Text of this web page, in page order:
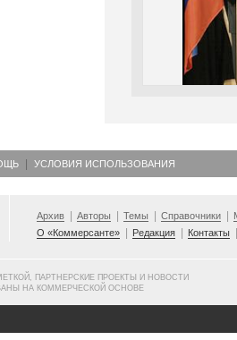
УСЛОВИЯ ИСПОЛЬЗОВАНИЯ
Архив Авторы Темы Справочники
О «Коммерсанте»
Редакция Контакты
ПАРТНЕРСКИЕ ПРОЕКТЫ И НОВОСТИ
НА КОММЕРЧЕСКОЙ ОСНОВЕ